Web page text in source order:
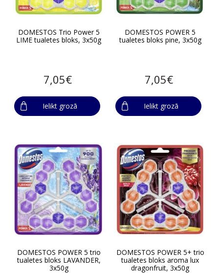
DOMESTOS Trio Power 5
LIME tualetes bloks, 3x50g
7,05€
Ielikt grozā
DOMESTOS POWER 5
tualetes bloks pine, 3x50g
7,05€
Ielikt grozā
DOMESTOS POWER 5 trio
tualetes bloks LAVANDER,
3x50g
DOMESTOS POWER 5+ trio
tualetes bloks aroma lux
dragonfruit, 3x50g